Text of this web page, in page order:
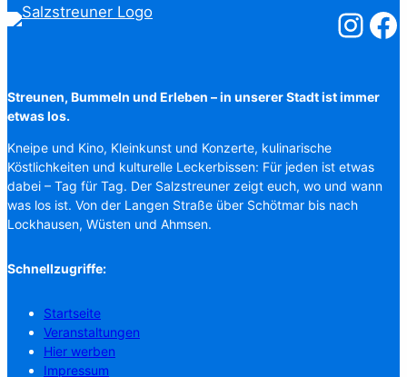
Streunen, Bummeln und Erleben – in unserer Stadt ist immer
etwas los.
Kneipe und Kino, Kleinkunst und Konzerte, kulinarische
Köstlichkeiten und kulturelle Leckerbissen: Für jeden ist etwas
dabei – Tag für Tag. Der Salzstreuner zeigt euch, wo und wann
was los ist. Von der Langen Straße über Schötmar bis nach
Lockhausen, Wüsten und Ahmsen.
Schnellzugriffe:
Startseite
Veranstaltungen
Hier werben
Impressum